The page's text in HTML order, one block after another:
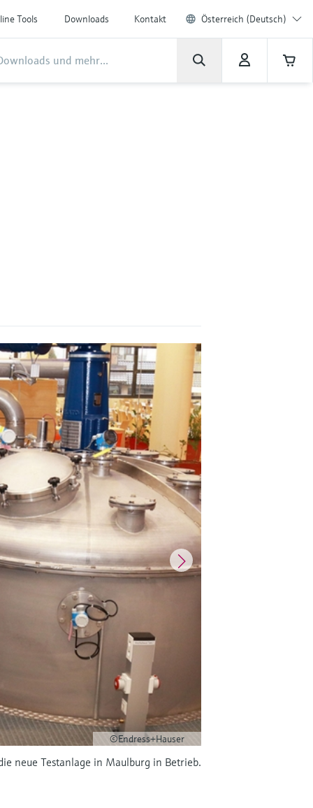
Tools Downloads Kontakt Österreich (Deutsch)
©Endress+Hauser
neue Testanlage in Maulburg in Betrieb.